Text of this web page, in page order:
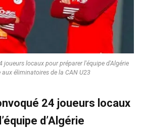
joueurs locaux pour préparer l'équipe d'Algérie
éliminatoires de la CAN U23
24 joueurs locaux
d’Algérie